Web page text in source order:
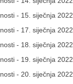
- 15. siječnja 2022.
- 17. siječnja 2022.
- 18. siječnja 2022.
- 19. siječnja 2022.
- 20. siječnja 2022.